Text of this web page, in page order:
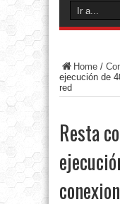
Home /
ejecución de
red
Resta